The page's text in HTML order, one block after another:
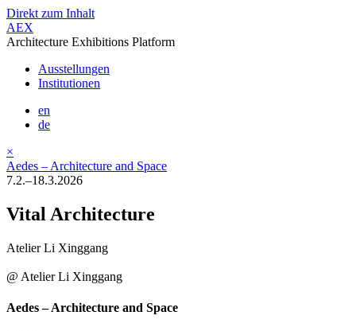
Direkt zum Inhalt
AEX
Architecture Exhibitions Platform
Ausstellungen
Institutionen
en
de
×
Aedes – Architecture and Space
7.2.–18.3.2026
Vital Architecture
Atelier Li Xinggang
@ Atelier Li Xinggang
Aedes – Architecture and Space